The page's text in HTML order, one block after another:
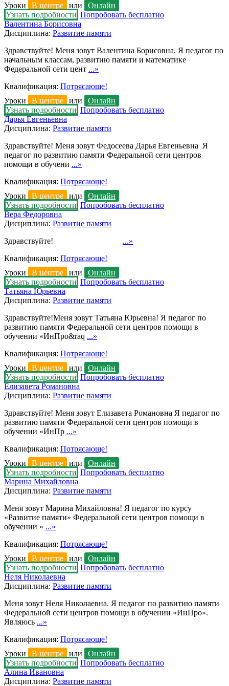
Уроки
В центре или
Онлайн
Узнать подробности Попробовать бесплатно
Валентина Борисовна
Дисциплина: Развитие памяти
Здравствуйте! Меня зовут Валентина Борисовна. Я педагог по
начальным классам, развитию памяти и математике
Федеральной сети цент ...»
Квалификация: Потрясающе!
Уроки
В центре или
Онлайн
Узнать подробности Попробовать бесплатно
Дарья Евгеньевна
Дисциплина: Развитие памяти
Здравствуйте! Меня зовут Федосеева Дарья Евгеньевна Я
педагог по развитию памяти Федеральной сети центров
помощи в обучени ...»
Квалификация: Потрясающе!
Уроки
В центре или
Онлайн
Узнать подробности Попробовать бесплатно
Вера Федоровна
Дисциплина: Развитие памяти
Здравствуйте! ...»
Квалификация: Потрясающе!
Уроки
В центре или
Онлайн
Узнать подробности Попробовать бесплатно
Татьяна Юрьевна
Дисциплина: Развитие памяти
Здравствуйте!Меня зовут Татьяна Юрьевна! Я педагог по
развитию памяти Федеральной сети центров помощи в
обучении «ИнПро&raq ...»
Квалификация: Потрясающе!
Уроки
В центре или
Онлайн
Узнать подробности Попробовать бесплатно
Елизавета Романовна
Дисциплина: Развитие памяти
Здравствуйте! Меня зовут Елизавета Романовна Я педагог по
развитию памяти Федеральной сети центров помощи в
обучении «ИнПр ...»
Квалификация: Потрясающе!
Уроки
В центре или
Онлайн
Узнать подробности Попробовать бесплатно
Марина Михайловна
Дисциплина: Развитие памяти
Меня зовут Марина Михайловна! Я педагог по курсу
«Развитие памяти» Федеральной сети центров помощи в
обучении « ...»
Квалификация: Потрясающе!
Уроки
В центре или
Онлайн
Узнать подробности Попробовать бесплатно
Неля Николаевна
Дисциплина: Развитие памяти
Меня зовут Неля Николаевна. Я педагог по развитию памяти
Федеральной сети центров помощи в обучении «ИнПро».
Являюсь ...»
Квалификация: Потрясающе!
Уроки
В центре или
Онлайн
Узнать подробности Попробовать бесплатно
Алина Ивановна
Дисциплина: Развитие памяти